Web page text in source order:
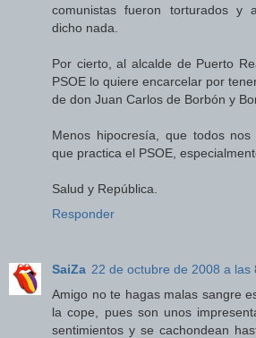
comunistas fueron torturados y
dicho nada.
Por cierto, al alcalde de Puerto
PSOE lo quiere encarcelar por
de don Juan Carlos de Borbón y
Menos hipocresía, que todos
que practica el PSOE,
Salud y República.
Responder
SaiZa 22 de octubre de 2008 a las
Amigo no te hagas malas sangre
la cope, pues son unos
sentimientos y se cachondean